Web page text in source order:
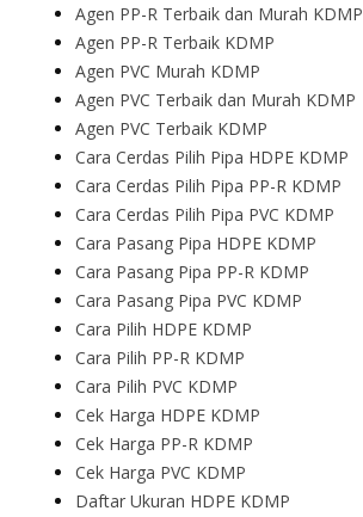
Agen PP-R Terbaik dan Murah KDMP
Agen PP-R Terbaik KDMP
Agen PVC Murah KDMP
Agen PVC Terbaik dan Murah KDMP
Agen PVC Terbaik KDMP
Cara Cerdas Pilih Pipa HDPE KDMP
Cara Cerdas Pilih Pipa PP-R KDMP
Cara Cerdas Pilih Pipa PVC KDMP
Cara Pasang Pipa HDPE KDMP
Cara Pasang Pipa PP-R KDMP
Cara Pasang Pipa PVC KDMP
Cara Pilih HDPE KDMP
Cara Pilih PP-R KDMP
Cara Pilih PVC KDMP
Cek Harga HDPE KDMP
Cek Harga PP-R KDMP
Cek Harga PVC KDMP
Daftar Ukuran HDPE KDMP